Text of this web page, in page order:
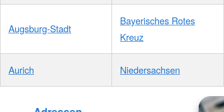
Augsburg-Stadt
Bayerisches Rotes
Kreuz
Aurich Niedersachsen
Foto: A. Zelck / DRKS